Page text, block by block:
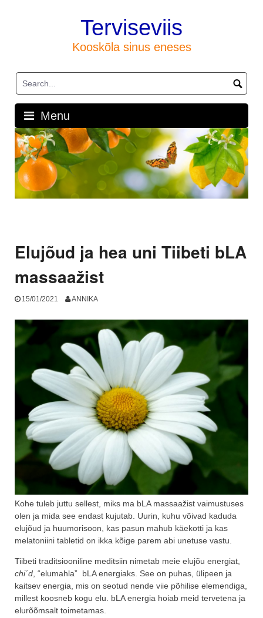
Terviseviis
Kooskõla sinus eneses
Menu
Elujõud ja hea uni Tiibeti bLA
massaažist
15/01/2021 ANNIKA
Kohe tuleb juttu sellest, miks ma bLA massaažist vaimustuses
olen ja mida see endast kujutab. Uurin, kuhu võivad kaduda
elujõud ja huumorisoon, kas pasun mahub käekotti ja kas
melatoniini tabletid on ikka kõige parem abi unetuse vastu.
Tiibeti traditsiooniline meditsiin nimetab meie elujõu energiat,
chi´d, “elumahla” bLA energiaks. See on puhas, ülipeen ja
kaitsev energia, mis on seotud nende viie põhilise elemendiga,
millest koosneb kogu elu. bLA energia hoiab meid tervetena ja
elurõõmsalt toimetamas.